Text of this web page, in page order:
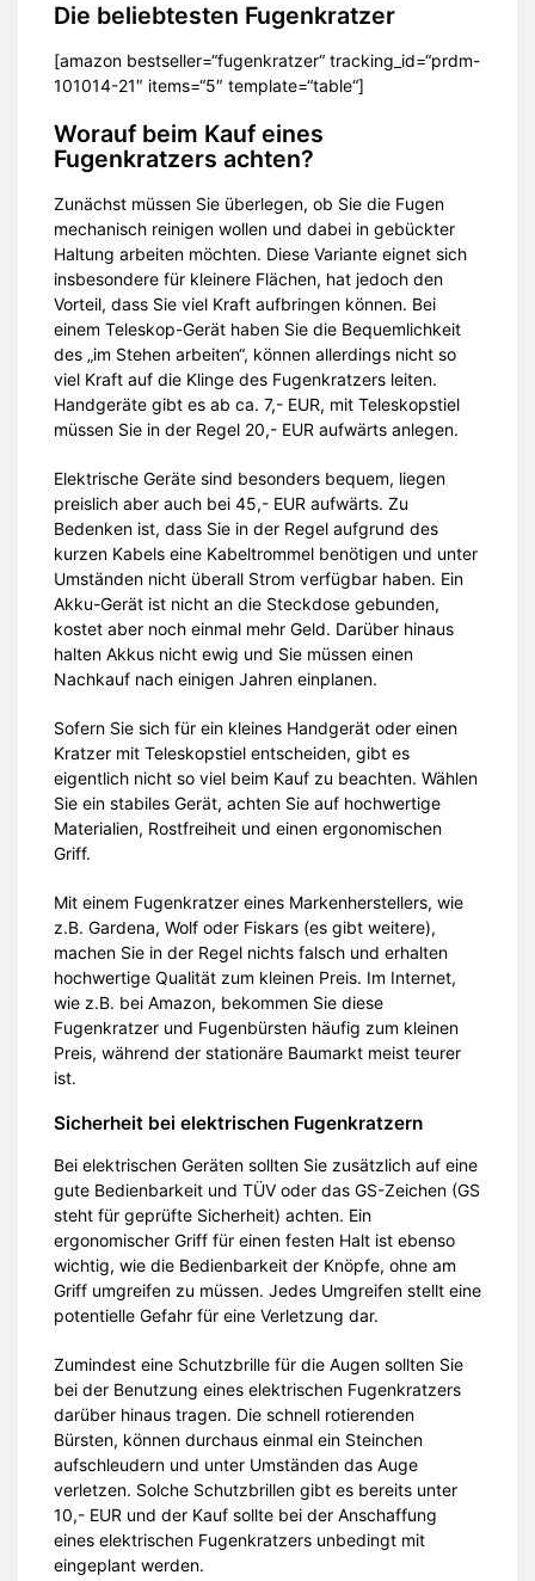
Die beliebtesten Fugenkratzer
[amazon bestseller=“fugenkratzer“ tracking_id=“prdm-
101014-21″ items=“5″ template=“table“]
Worauf beim Kauf eines
Fugenkratzers achten?
Zunächst müssen Sie überlegen, ob Sie die Fugen
mechanisch reinigen wollen und dabei in gebückter
Haltung arbeiten möchten. Diese Variante eignet sich
insbesondere für kleinere Flächen, hat jedoch den
Vorteil, dass Sie viel Kraft aufbringen können. Bei
einem Teleskop-Gerät haben Sie die Bequemlichkeit
des „im Stehen arbeiten“, können allerdings nicht so
viel Kraft auf die Klinge des Fugenkratzers leiten.
Handgeräte gibt es ab ca. 7,- EUR, mit Teleskopstiel
müssen Sie in der Regel 20,- EUR aufwärts anlegen.
Elektrische Geräte sind besonders bequem, liegen
preislich aber auch bei 45,- EUR aufwärts. Zu
Bedenken ist, dass Sie in der Regel aufgrund des
kurzen Kabels eine Kabeltrommel benötigen und unter
Umständen nicht überall Strom verfügbar haben. Ein
Akku-Gerät ist nicht an die Steckdose gebunden,
kostet aber noch einmal mehr Geld. Darüber hinaus
halten Akkus nicht ewig und Sie müssen einen
Nachkauf nach einigen Jahren einplanen.
Sofern Sie sich für ein kleines Handgerät oder einen
Kratzer mit Teleskopstiel entscheiden, gibt es
eigentlich nicht so viel beim Kauf zu beachten. Wählen
Sie ein stabiles Gerät, achten Sie auf hochwertige
Materialien, Rostfreiheit und einen ergonomischen
Griff.
Mit einem Fugenkratzer eines Markenherstellers, wie
z.B. Gardena, Wolf oder Fiskars (es gibt weitere),
machen Sie in der Regel nichts falsch und erhalten
hochwertige Qualität zum kleinen Preis. Im Internet,
wie z.B. bei Amazon, bekommen Sie diese
Fugenkratzer und Fugenbürsten häufig zum kleinen
Preis, während der stationäre Baumarkt meist teurer
ist.
Sicherheit bei elektrischen Fugenkratzern
Bei elektrischen Geräten sollten Sie zusätzlich auf eine
gute Bedienbarkeit und TÜV oder das GS-Zeichen (GS
steht für geprüfte Sicherheit) achten. Ein
ergonomischer Griff für einen festen Halt ist ebenso
wichtig, wie die Bedienbarkeit der Knöpfe, ohne am
Griff umgreifen zu müssen. Jedes Umgreifen stellt eine
potentielle Gefahr für eine Verletzung dar.
Zumindest eine Schutzbrille für die Augen sollten Sie
bei der Benutzung eines elektrischen Fugenkratzers
darüber hinaus tragen. Die schnell rotierenden
Bürsten, können durchaus einmal ein Steinchen
aufschleudern und unter Umständen das Auge
verletzen. Solche Schutzbrillen gibt es bereits unter
10,- EUR und der Kauf sollte bei der Anschaffung
eines elektrischen Fugenkratzers unbedingt mit
eingeplant werden.